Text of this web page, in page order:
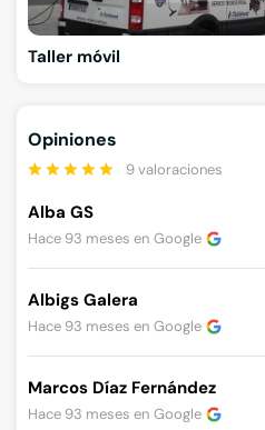
Taller móvil
Opiniones
9 valoraciones
Alba GS
Hace 93 meses en Google
Albigs Galera
Hace 93 meses en Google
Marcos Díaz Fernández
Hace 93 meses en Google